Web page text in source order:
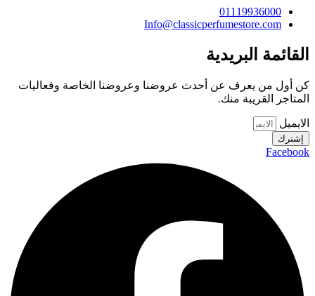
01119936000
Info@classicperfumestore.com
القائمة البريدية
كن أول من يعرف عن أحدث عروضنا وعروضنا الخاصة وفعاليات
المتاجر القريبة منك.
الايميل
إشترك
Facebook